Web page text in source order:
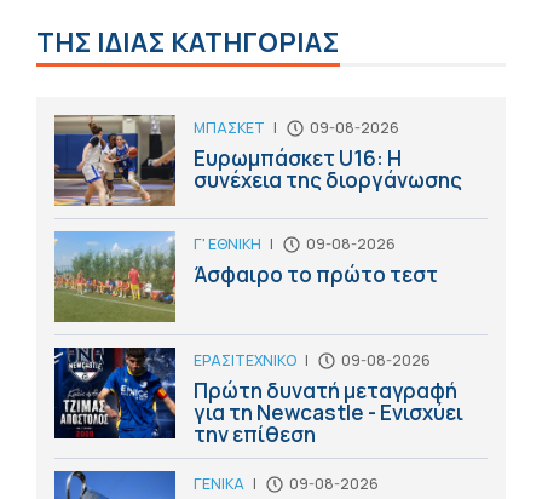
ΤΗΣ ΙΔΙΑΣ ΚΑΤΗΓΟΡΙΑΣ
ΜΠΑΣΚΕΤ | 09-08-2026
Ευρωμπάσκετ U16: Η
συνέχεια της διοργάνωσης
Γ' ΕΘΝΙΚΗ | 09-08-2026
Άσφαιρο το πρώτο τεστ
ΕΡΑΣΙΤΕΧΝΙΚΟ | 09-08-2026
Πρώτη δυνατή μεταγραφή
για τη Newcastle - Ενισχύει
την επίθεση
ΓΕΝΙΚΑ | 09-08-2026